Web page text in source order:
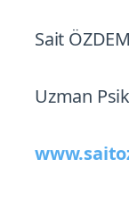
Sait
Uzman